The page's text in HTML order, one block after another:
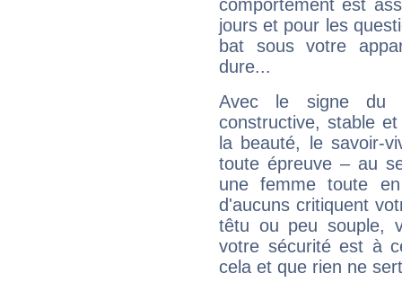
comportement est
jours et pour les
bat sous votre
dure...
Avec le signe du
constructive, stable
la beauté, le savoir-
toute épreuve – au
une femme toute
d'aucuns critiquent
têtu ou peu souple,
votre sécurité est à
cela et que rien ne